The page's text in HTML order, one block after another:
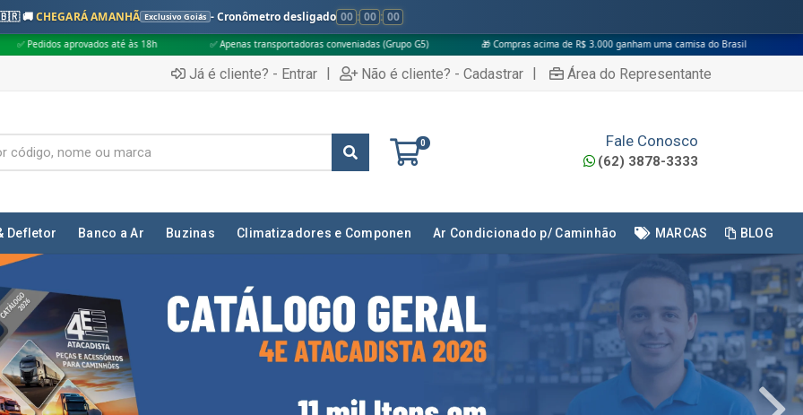
🚚CHEGARÁ AMANHÃ Exclusivo Goiás - Cronômetro desligado 00 : 00 : 00
✅ Apenas transportadoras conveniadas (Grupo G5) 🎁 Compras acima de R$ 3.000 ganham uma camisa do Brasil
Já é cliente? - Entrar | Não é cliente? - Cadastrar | Área do Representante
0 Fale Conosco
(62) 3878-3333
Defletor Banco a Ar Buzinas Climatizadores e Componen Ar Condicionado p/ Caminhão MARCAS BLOG